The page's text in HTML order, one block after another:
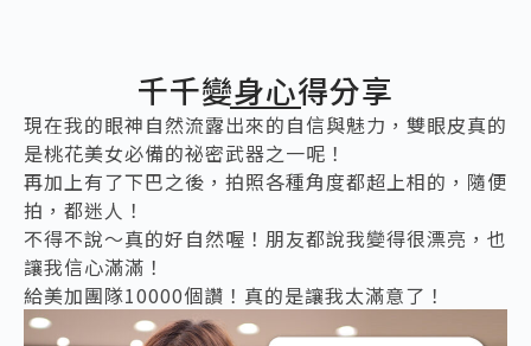
千千變身心得分享
現在我的眼神自然流露出來的自信與魅力，雙眼皮真的
是桃花美女必備的祕密武器之一呢！
再加上有了下巴之後，拍照各種角度都超上相的，隨便
拍，都迷人！
不得不說～真的好自然喔！朋友都說我變得很漂亮，也
讓我信心滿滿！
給美加團隊10000個讚！真的是讓我太滿意了！